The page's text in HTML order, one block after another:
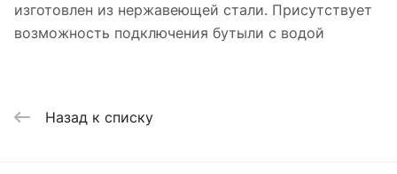
изготовлен из нержавеющей стали. Присутствует
возможность подключения бутыли с водой
Назад к списку